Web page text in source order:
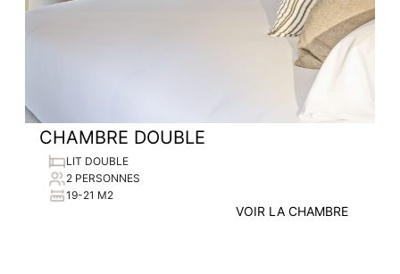
CHAMBRE DOUBLE
LIT DOUBLE
2 PERSONNES
19-21 M2
VOIR LA CHAMBRE